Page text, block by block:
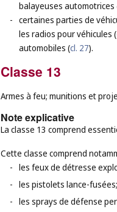
balayeuses automotrices
- certaines parties de
les radios pour véhicules (
automobiles (cl. 27).
Classe 13
Armes à feu; munitions et
Note explicative
La classe 13 comprend
Cette classe comprend
- les feux de détresse
- les pistolets lance-fusées;
- les sprays de défense